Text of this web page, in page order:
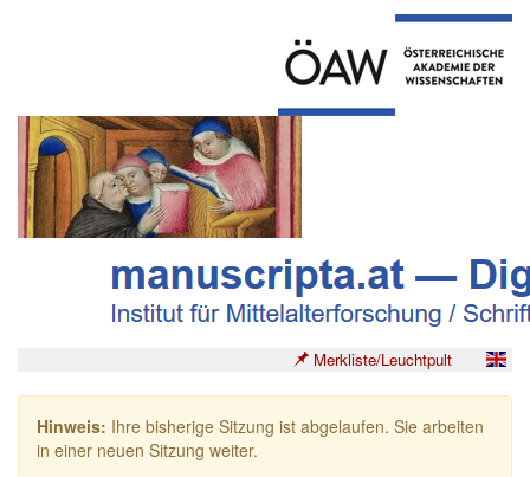
Merkliste/Leuchtpult
Hinweis: Ihre bisherige Sitzung ist abgelaufen. Sie arbeiten
in einer neuen Sitzung weiter.